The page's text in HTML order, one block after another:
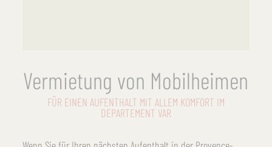
Vermietung von Mobilheimen
FÜR EINEN AUFENTHALT MIT ALLEM KOMFORT IM
DEPARTEMENT VAR